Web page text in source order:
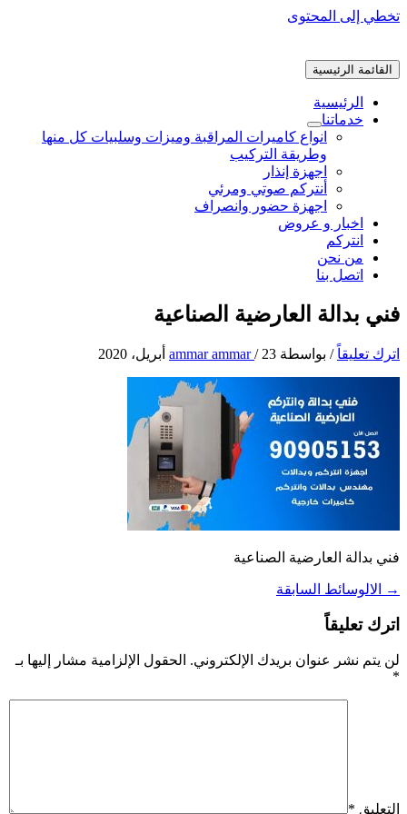
تخطي إلى المحتوى
القائمة الرئيسية
الرئيسية
خدماتنا
انواع كاميرات المراقبة وميزات وسلبيات كل منها
وطريقة التركيب
اجهزة إنذار
أنتركم صوتي ومرئي
اجهزة حضور وانصراف
اخبار و عروض
انتركم
من نحن
اتصل بنا
فني بدالة العارضية الصناعية
اترك تعليقاً / بواسطة ammar ammar/ 23 أبريل، 2020
فني بدالة العارضية الصناعية
→ الالوسائط السابقة
اترك تعليقاً
لن يتم نشر عنوان بريدك الإلكتروني. الحقول الإلزامية مشار إليها بـ
*
التعليق *